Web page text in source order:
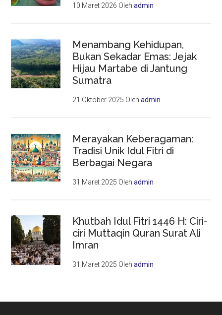
10 Maret 2026 Olehadmin
Menambang Kehidupan,
Bukan Sekadar Emas: Jejak
Hijau Martabe di Jantung
Sumatra
21 Oktober 2025 Olehadmin
Merayakan Keberagaman:
Tradisi Unik Idul Fitri di
Berbagai Negara
31 Maret 2025 Olehadmin
Khutbah Idul Fitri 1446 H: Ciri-
ciri Muttaqin Quran Surat Ali
Imran
31 Maret 2025 Olehadmin